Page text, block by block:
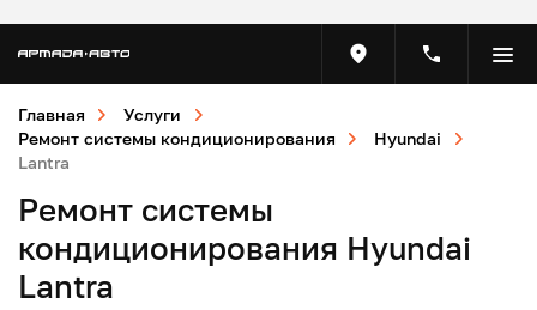
Главная
Услуги
Ремонт системы кондиционирования
Hyundai
Lantra
Ремонт системы
кондиционирования Hyundai
Lantra